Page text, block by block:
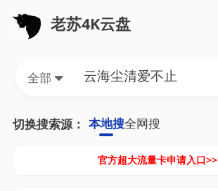
老苏4K云盘
全部
切换搜索源： 本地搜全网搜
官方超大流量卡申请入口>>